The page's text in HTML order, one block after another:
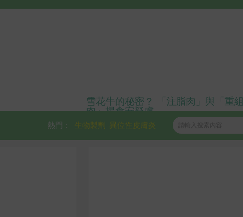
雪花牛的秘密？ 「注脂肉」與「重
肉」揭食安疑慮
異位性皮膚炎
生物製劑
熱門：